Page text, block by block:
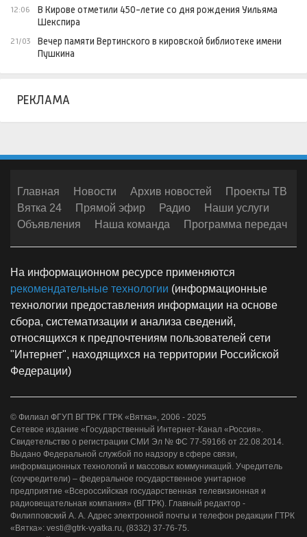
12:06
В Кирове отметили 450-летие со дня рождения Уильяма
Шекспира
21/03
Вечер памяти Вертинского в кировской библиотеке имени
Пушкина
РЕКЛАМА
Главная Новости Архив новостей
Проекты ТВ
Вятка 24
Прямой эфир Радио
Наши услуги
Объявления
Наша команда Программа передач
На информационном ресурсе применяются
рекомендательные технологии (информационные
технологии предоставления информации на основе
сбора, систематизации и анализа сведений,
относящихся к предпочтениям пользователей сети
"Интернет", находящихся на территории Российской
Федерации)
© Филиал ФГУП ВГТРК ГТРК «Вятка», 2006 - 2025
Сетевое издание «Государственный Интернет-Канал «Россия».
Свидетельство о регистрации СМИ Эл № ФС 77-59166 от 22.08.2014.
Выдано Федеральной службой по надзору в сфере связи,
информационных технологий и массовых коммуникаций. Учредитель
(соучредители) – федеральное государственное унитарное
предприятие «Всероссийская государственная телевизионная и
радиовещательная компания» (ВГТРК). Главный редактор -
Филипповский А. А. Адрес электронной почты и телефон редакции ГТРК
«Вятка»: vesti@gtrk-vyatka.ru, (8332) 37-76-75.